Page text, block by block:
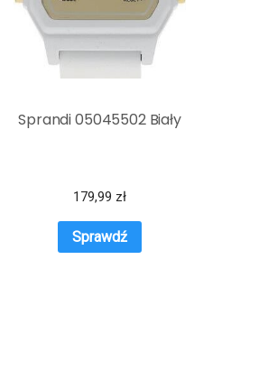
Sprandi 05045502 Biały
179,99 zł
Sprawdź